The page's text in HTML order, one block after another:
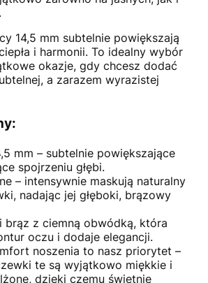
14,5 mm subtelnie powiększają
i harmonii. To idealny wybór
okazje, gdy chcesz dodać
a zarazem wyrazistej
mm – subtelnie powiększające
spojrzeniu głębi.
– intensywnie maskują naturalny
nadając jej głęboki, brązowy
brąz z ciemną obwódką, która
oczu i dodaje elegancji.
noszenia to nasz priorytet –
te są wyjątkowo miękkie i
dzięki czemu świetnie